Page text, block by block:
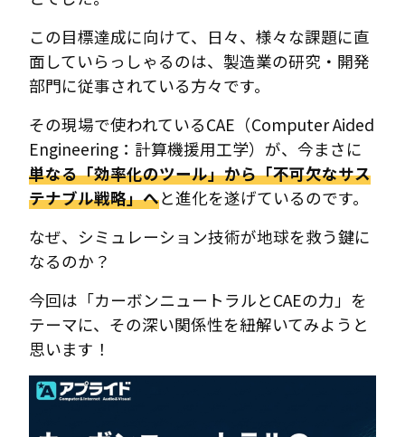
この目標達成に向けて、日々、様々な課題に直
面していらっしゃるのは、製造業の研究・開発
部門に従事されている方々です。
その現場で使われているCAE（Computer Aided
Engineering：計算機援用工学）が、今まさに
単なる「効率化のツール」から「不可欠なサス
テナブル戦略」へと進化を遂げているのです。
なぜ、シミュレーション技術が地球を救う鍵に
なるのか？
今回は「カーボンニュートラルとCAEの力」を
テーマに、その深い関係性を紐解いてみようと
思います！